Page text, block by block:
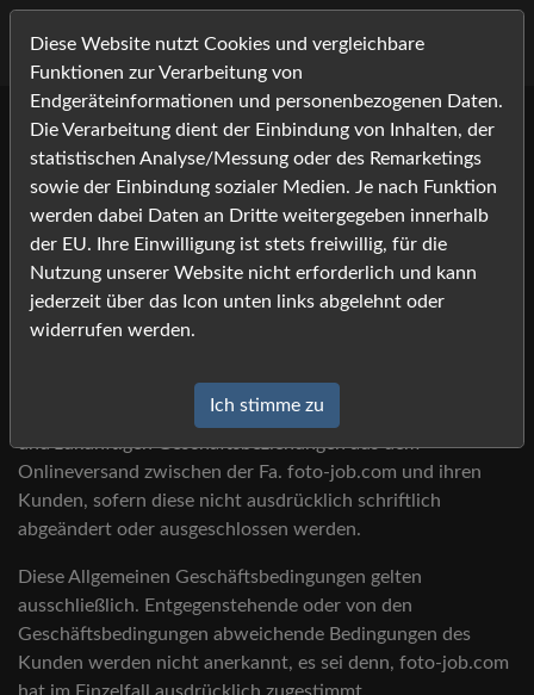
AGB
§ 1 Allgemeines –
Diese Geschäftsbedingungen gelten für alle gegenwärtigen
und zukünftigen Geschäftsbeziehungen aus dem
Onlineversand zwischen der Fa. foto-job.com und ihren
Kunden, sofern diese nicht ausdrücklich schriftlich
abgeändert oder ausgeschlossen werden.
Diese Allgemeinen Geschäftsbedingungen gelten
ausschließlich. Entgegenstehende oder von den
Geschäftsbedingungen abweichende Bedingungen des
Kunden werden nicht anerkannt, es sei denn, foto-job.com
Diese Website nutzt Cookies und vergleichbare
Funktionen zur Verarbeitung von
Endgeräteinformationen und personenbezogenen Daten.
Die Verarbeitung dient der Einbindung von Inhalten, der
statistischen Analyse/Messung oder des Remarketings
sowie der Einbindung sozialer Medien. Je nach Funktion
werden dabei Daten an Dritte weitergegeben innerhalb
der EU. Ihre Einwilligung ist stets freiwillig, für die
Nutzung unserer Website nicht erforderlich und kann
jederzeit über das Icon unten links abgelehnt oder
widerrufen werden.
Ich stimme zu